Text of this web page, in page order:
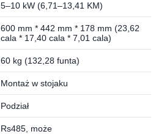
5–10 kW (6,71–13,41 KM)
600 mm * 442 mm * 178 mm (23,62
cala * 17,40 cala * 7,01 cala)
60 kg (132,28 funta)
Montaż w stojaku
Podział
Rs485, może